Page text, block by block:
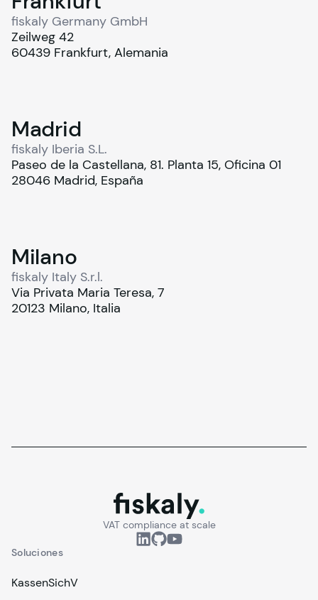
fiskaly Germany GmbH
Zeilweg 42
60439 Frankfurt, Alemania
Madrid
fiskaly Iberia S.L.
Paseo de la Castellana, 81. Planta 15, Oficina 01
28046 Madrid, España
Milano
fiskaly Italy S.r.l.
Via Privata Maria Teresa, 7
20123 Milano, Italia
fiskaly.
VAT compliance at scale
Soluciones
KassenSichV